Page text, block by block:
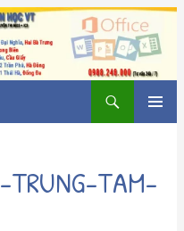
TAM-